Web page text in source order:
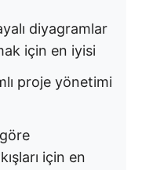
diyagramlar
için en iyisi
proje yönetimi
için en